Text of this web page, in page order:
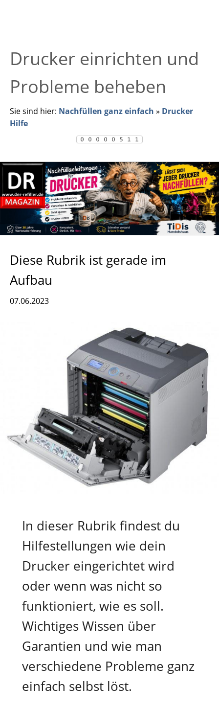
Drucker einrichten und
Probleme beheben
Sie sind hier: Nachfüllen ganz einfach » Drucker
Hilfe
Diese Rubrik ist gerade im
Aufbau
07.06.2023
In dieser Rubrik findest du
Hilfestellungen wie dein
Drucker eingerichtet wird
oder wenn was nicht so
funktioniert, wie es soll.
Wichtiges Wissen über
Garantien und wie man
verschiedene Probleme ganz
einfach selbst löst.